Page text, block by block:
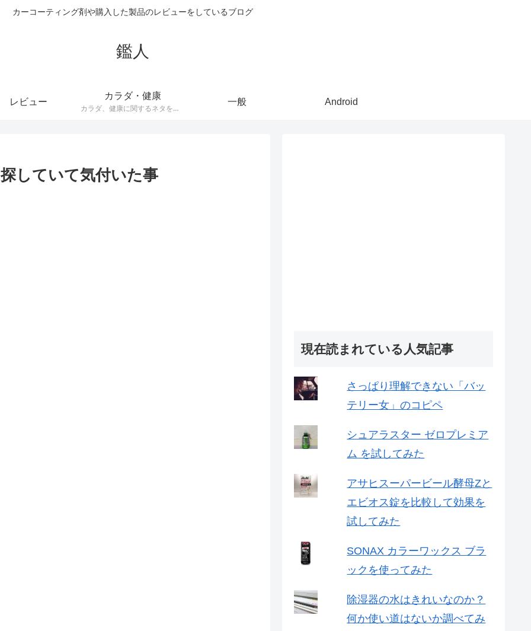
カーコーティング剤や購入した製品のレビューをしているブログ
鑑人
レビュー
カラダ・健康
カラダ、健康に関するネタをまとめています。健康器具や、ダイエット器具、サプリメントなどの記事が多くあります。
一般 Android
していて気付いた事
現在読まれている人気記事
さっぱり理解できない「バッ
テリー女」のコピペ
シュアラスター ゼロプレミア
ム を試してみた
アサヒスーパービール酵母Zと
エビオス錠を比較して効果を
試してみた
SONAX カラーワックス ブラ
ックを使ってみた
除湿器の水はきれいなのか？
何か使い道はないか調べてみ